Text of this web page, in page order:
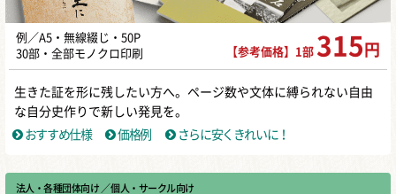
例／A5・無線綴じ・50P
30部・全部モノクロ印刷
【参考価格】1部 315 円
生きた証を形に残したい方へ。ページ数や文体に縛られない自由
な自分史作りで新しい発見を。
おすすめ仕様
価格例 さらに安くきれいに！
法人・各種団体向け ／ 個人・サークル向け